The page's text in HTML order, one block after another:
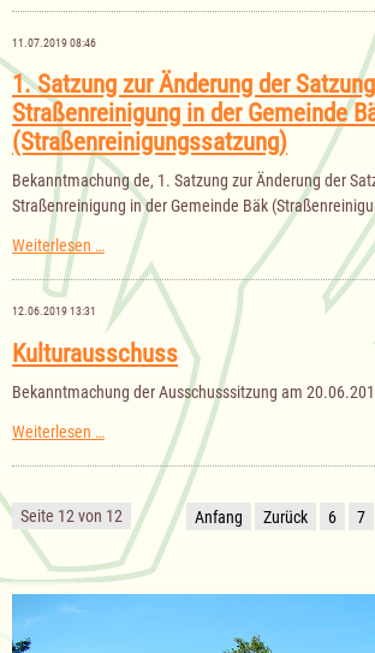
Gemeindevertretung
11.07.2019 08:46
1. Satzung zur Änderung der
Straßenreinigung in der Gemeinde
(Straßenreinigungssatzung)
Bekanntmachung de, 1. Satzung zur Änderung der
Straßenreinigung in der Gemeinde Bäk
Weiterlesen …1.
Satzung
zur
Änderung
der
Satzung
über
Straßenreinigung
der
Gemeinde
(Straßenreinigungssatzung)
12.06.2019 13:31
Kulturausschuss
Bekanntmachung der Ausschusssitzung am
Weiterlesen … Kulturausschuss
Seite 12 von 12 Anfang Zurück 6 7